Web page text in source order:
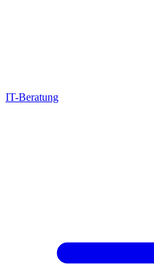
IT-Beratung